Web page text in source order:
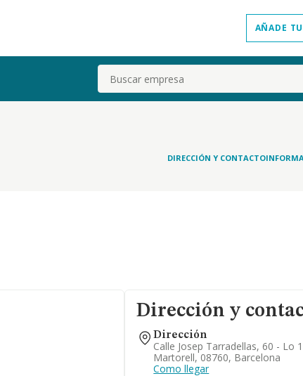
AÑADE
Buscar
DIRECCIÓN Y CONTACTO
Dirección y
Dirección
Calle Josep Tarradellas, 60 - Lo
Martorell, 08760, Barcelona
Como llegar